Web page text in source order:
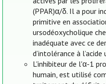
(PPAR)α/δ. Il a pour
primitive en
ursodéoxycholique
inadéquate avec ce
d’intolérance à
L'inhibiteur de l'α-1
humain, est utilisé